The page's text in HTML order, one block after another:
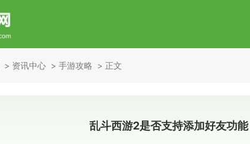
资讯中心 手游攻略 正文
乱斗西游2是否支持添加好友功能